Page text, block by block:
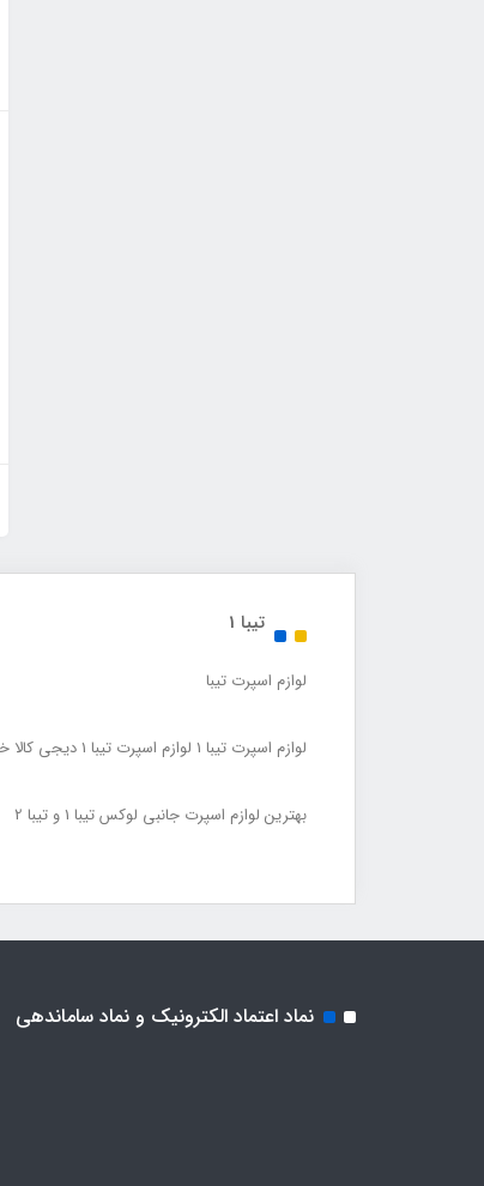
تیبا 1
لوازم اسپرت تیبا
لوازم اسپرت تیبا 1 لوازم اسپرت تیبا 1 دیجی کالا خرید لوازم اسپرت تیبا 1 لوازم اسپرت تیبا ۱ اسپرت تیبا 1
بهترین لوازم اسپرت جانبی لوکس تیبا 1 و تیبا 2
نماد اعتماد الکترونیک و نماد ساماندهی